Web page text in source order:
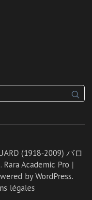
(1918-2009) バロ
. Rara Academic Pro |
byWordPress.
légales